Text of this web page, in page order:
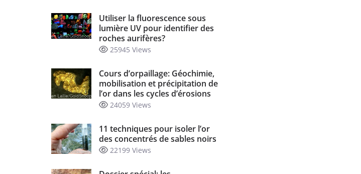
Utiliser la fluorescence sous
lumière UV pour identifier des
roches aurifères?
25945 Views
Cours d’orpaillage: Géochimie,
mobilisation et précipitation de
l’or dans les cycles d’érosions
24059 Views
11 techniques pour isoler l’or
des concentrés de sables noirs
22199 Views